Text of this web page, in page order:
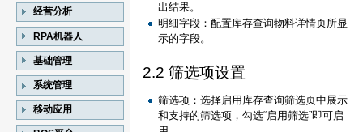
出结果。
明细字段：配置库存查询物料详情页所显
示的字段。
2.2 筛选项设置
筛选项：选择启用库存查询筛选页中展示
和支持的筛选项，勾选“启用筛选”即可启
经营分析
RPA机器人
基础管理
系统管理
移动应用